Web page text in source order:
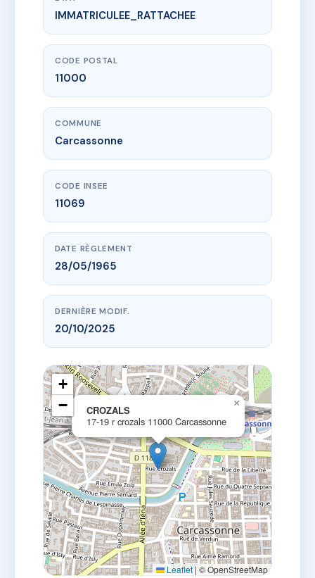
www.vme.plus/AC6656045
CROZALS
17-19 r crozals11000 Carcassonne
IMMATRICULEE_RATTACHEE
CODE POSTAL
11000
COMMUNE
Carcassonne
CODE INSEE
11069
DATE RÈGLEMENT
28/05/1965
DERNIÈRE MODIF.
20/10/2025
CROZALS
17-19 r crozals 11000 Carcassonne
×
+
−
Leaflet |© OpenStreetMap